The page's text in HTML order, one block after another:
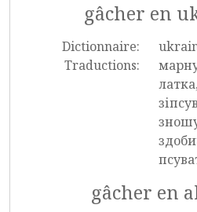
gâcher en
Dictionnaire:
Traductions:
gâcher en